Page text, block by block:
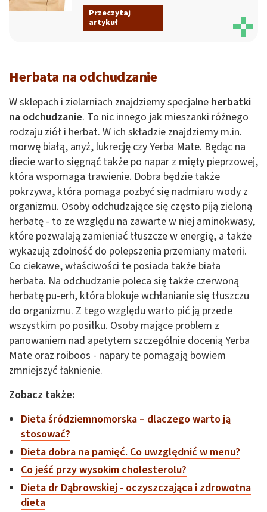
Przeczytaj
artykuł
Herbata na odchudzanie
W sklepach i zielarniach znajdziemy specjalne herbatki
na odchudzanie. To nic innego jak mieszanki różnego
rodzaju ziół i herbat. W ich składzie znajdziemy m.in.
morwę białą, anyż, lukrecję czy Yerba Mate. Będąc na
diecie warto sięgnąć także po napar z mięty pieprzowej,
która wspomaga trawienie. Dobra będzie także
pokrzywa, która pomaga pozbyć się nadmiaru wody z
organizmu. Osoby odchudzające się często piją zieloną
herbatę - to ze względu na zawarte w niej aminokwasy,
które pozwalają zamieniać tłuszcze w energię, a także
wykazują zdolność do polepszenia przemiany materii.
Co ciekawe, właściwości te posiada także biała
herbata. Na odchudzanie poleca się także czerwoną
herbatę pu-erh, która blokuje wchłanianie się tłuszczu
do organizmu. Z tego względu warto pić ją przede
wszystkim po posiłku. Osoby mające problem z
panowaniem nad apetytem szczególnie docenią Yerba
Mate oraz roiboos - napary te pomagają bowiem
zmniejszyć łaknienie.
Zobacz także:
Dieta śródziemnomorska – dlaczego warto ją
stosować?
Dieta dobra na pamięć. Co uwzględnić w menu?
Co jeść przy wysokim cholesterolu?
Dieta dr Dąbrowskiej - oczyszczająca i zdrowotna
dieta